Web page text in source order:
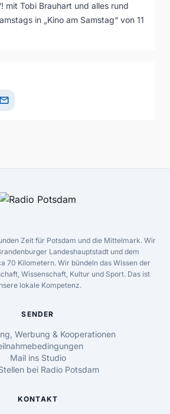
mit Tobi Brauhart und alles rund
in „Kino am Samstag“ von 11
mail
Zeit für Potsdam und die Mittelmark. Wir
Landeshauptstadt und dem
70 Kilometern. Wir bündeln das Wissen der
Wissenschaft, Kultur und Sport. Das ist
lokale Kompetenz.
SENDER
Werbung & Kooperationen
Mail ins Studio
bei Radio Potsdam
KONTAKT